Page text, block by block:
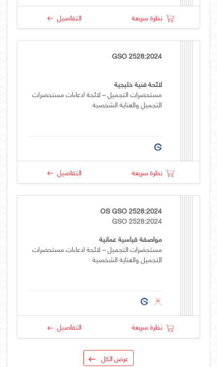
نظرة سريعة التفاصيل
GSO 2528:2024
لائحة فنية خليجية
مستحضرات التجميل – لائحة ادعاءات مستحضرات
التجميل والعناية الشخصية
نظرة سريعة التفاصيل
OS GSO 2528:2024
GSO 2528:2024
مواصفة قياسية عمانية
مستحضرات التجميل – لائحة ادعاءات مستحضرات
التجميل والعناية الشخصية
نظرة سريعة التفاصيل
عرض الكل